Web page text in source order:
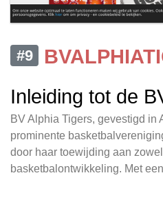
#9
Inleiding tot de
BV Alphia Tigers, gevestigd in
prominente
door haar toewijding aan
basketbalontwikkeling. Met